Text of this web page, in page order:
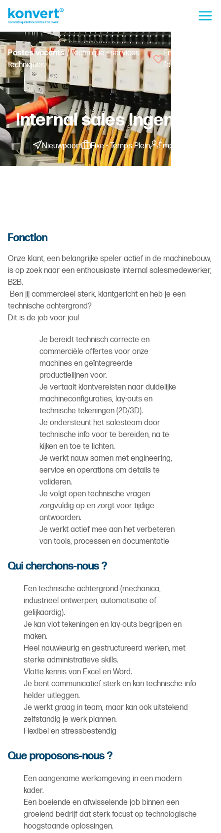
Postes vacants / Technique - services
techniques
Enregistrer
l'offre
Internal sales Ingenieur
Nieuwpoort Fixe - Temps Plein Employé
Fonction
Onze klant, een belangrijke speler actief in de machinebouw,
is op zoek naar een enthousiaste internal salesmedewerker,
B2B.
Ben jij commercieel sterk, klantgericht en heb je een
technische achtergrond?
Dit is de job voor jou!
Je bereidt technisch correcte en
commerciële offertes voor onze
machines en geïntegreerde
productielijnen voor.
Je vertaalt klantvereisten naar duidelijke
machineconfiguraties, lay-outs en
technische tekeningen (2D/3D).
Je ondersteunt het salesteam door
technische info voor te bereiden, na te
kijken en toe te lichten.
Je werkt nauw samen met engineering,
service en operations om details te
valideren.
Je volgt open technische vragen
zorgvuldig op en zorgt voor tijdige
antwoorden.
Je werkt actief mee aan het verbeteren
van tools, processen en documentatie
Qui cherchons-nous ?
Een technische achtergrond (mechanica,
industrieel ontwerpen, automatisatie of
gelijkaardig).
Je kan vlot tekeningen en lay-outs begrijpen en
maken.
Heel nauwkeurig en gestructureerd werken, met
sterke administratieve skills.
Vlotte kennis van Excel en Word.
Je bent communicatief sterk en kan technische info
helder uitleggen.
Je werkt graag in team, maar kan ook uitstekend
zelfstandig je werk plannen.
Flexibel en stressbestendig
Que proposons-nous ?
Een aangename werkomgeving in een modern
kader.
Een boeiende en afwisselende job binnen een
groeiend bedrijf dat sterk focust op technologische
hoogstaande oplossingen.